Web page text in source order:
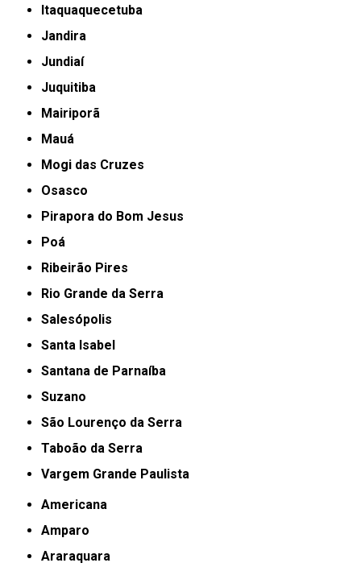
Itaquaquecetuba
Jandira
Jundiaí
Juquitiba
Mairiporã
Mauá
Mogi das Cruzes
Osasco
Pirapora do Bom Jesus
Poá
Ribeirão Pires
Rio Grande da Serra
Salesópolis
Santa Isabel
Santana de Parnaíba
Suzano
São Lourenço da Serra
Taboão da Serra
Vargem Grande Paulista
Americana
Amparo
Araraquara